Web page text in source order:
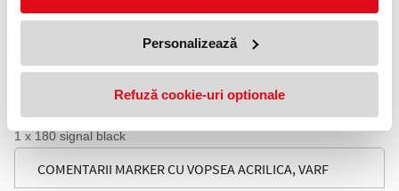
Personalizează
Refuză cookie-uri optionale
1 x 115 vanilla pastel
1 x 009 sahara beige
1 x 020 lago blue pastel
1 x 202 ceramic light pastel
1 x 160 signal white
1 x 180 signal black
COMENTARII MARKER CU VOPSEA ACRILICA, VARF